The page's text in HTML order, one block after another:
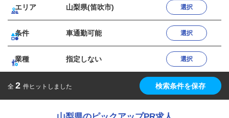
エリア 山梨県(笛吹市) 選択
条件 車通勤可能 選択
業種 指定しない 選択
全 2 件ヒットしました 検索条件を保存